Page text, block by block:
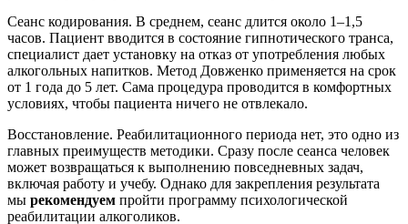
Сеанс кодирования. В среднем, сеанс длится около 1–1,5
часов. Пациент вводится в состояние гипнотического транса,
специалист дает установку на отказ от употребления любых
алкогольных напитков. Метод Довженко применяется на срок
от 1 года до 5 лет. Сама процедура проводится в комфортных
условиях, чтобы пациента ничего не отвлекало.
Восстановление. Реабилитационного периода нет, это одно из
главных преимуществ методики. Сразу после сеанса человек
может возвращаться к выполнению повседневных задач,
включая работу и учебу. Однако для закрепления результата
мы рекомендуем пройти программу психологической
реабилитации алкоголиков.